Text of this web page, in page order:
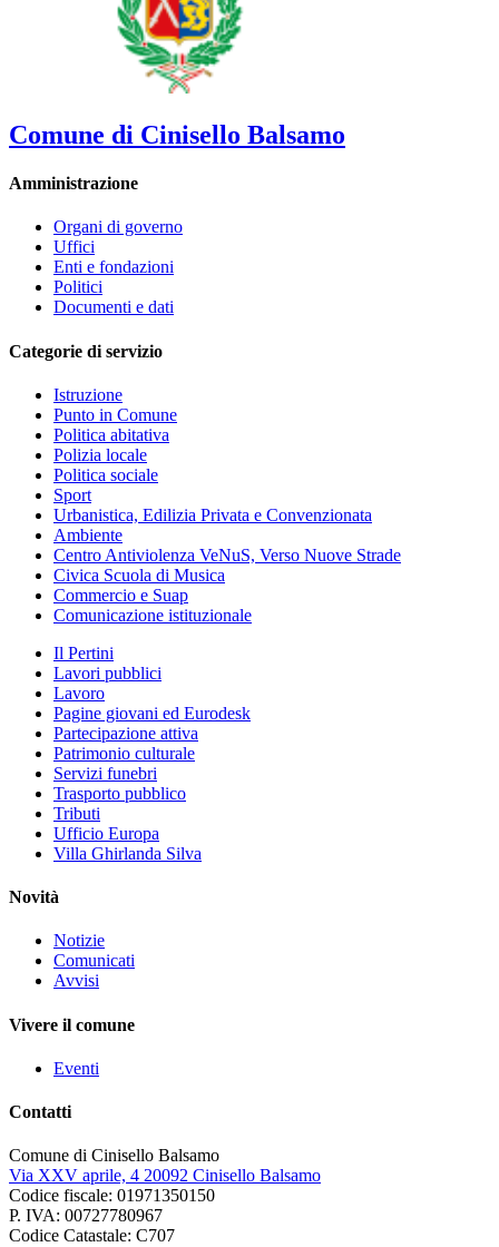
Comune di Cinisello Balsamo
Amministrazione
Organi di governo
Uffici
Enti e fondazioni
Politici
Documenti e dati
Categorie di servizio
Istruzione
Punto in Comune
Politica abitativa
Polizia locale
Politica sociale
Sport
Urbanistica, Edilizia Privata e Convenzionata
Ambiente
Centro Antiviolenza VeNuS, Verso Nuove Strade
Civica Scuola di Musica
Commercio e Suap
Comunicazione istituzionale
Il Pertini
Lavori pubblici
Lavoro
Pagine giovani ed Eurodesk
Partecipazione attiva
Patrimonio culturale
Servizi funebri
Trasporto pubblico
Tributi
Ufficio Europa
Villa Ghirlanda Silva
Novità
Notizie
Comunicati
Avvisi
Vivere il comune
Eventi
Contatti
Comune di Cinisello Balsamo
Via XXV aprile, 4 20092 Cinisello Balsamo
Codice fiscale: 01971350150
P. IVA: 00727780967
Codice Catastale: C707